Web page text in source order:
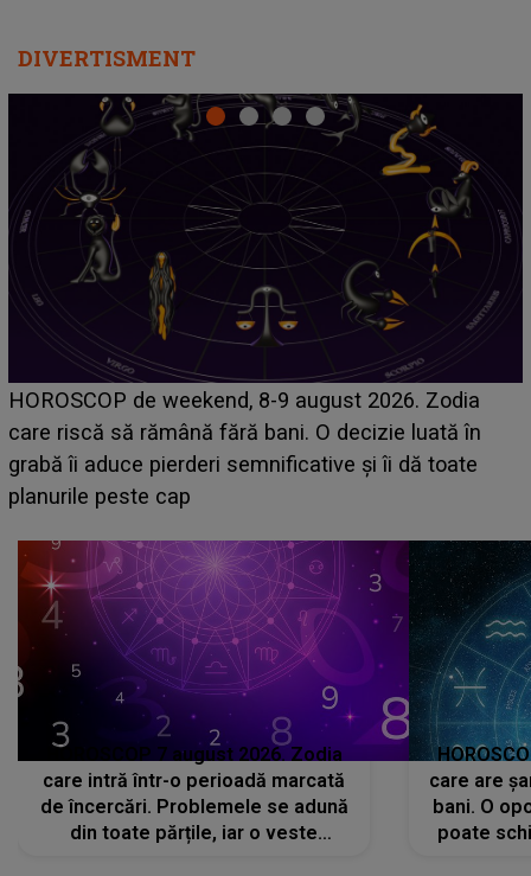
DIVERTISMENT
Emanuel a ținut ACEST DETALIU ASCUNS până
acum! În fața Alexandrei, concurentul din Casa Iubirii
face o MĂRTURISIRE NEAȘTEPTATĂ despre mama
sa: "I-am spus și ei în față, eu nu te iubesc pentru
HOROSCOP 7 august 2026. Zodia
care intră într-o perioadă marcată
de încercări. Problemele se adună
din toate părțile, iar o veste
care are
bani. O
poate